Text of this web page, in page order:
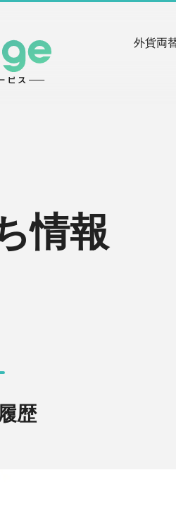
外貨両
情報
歴